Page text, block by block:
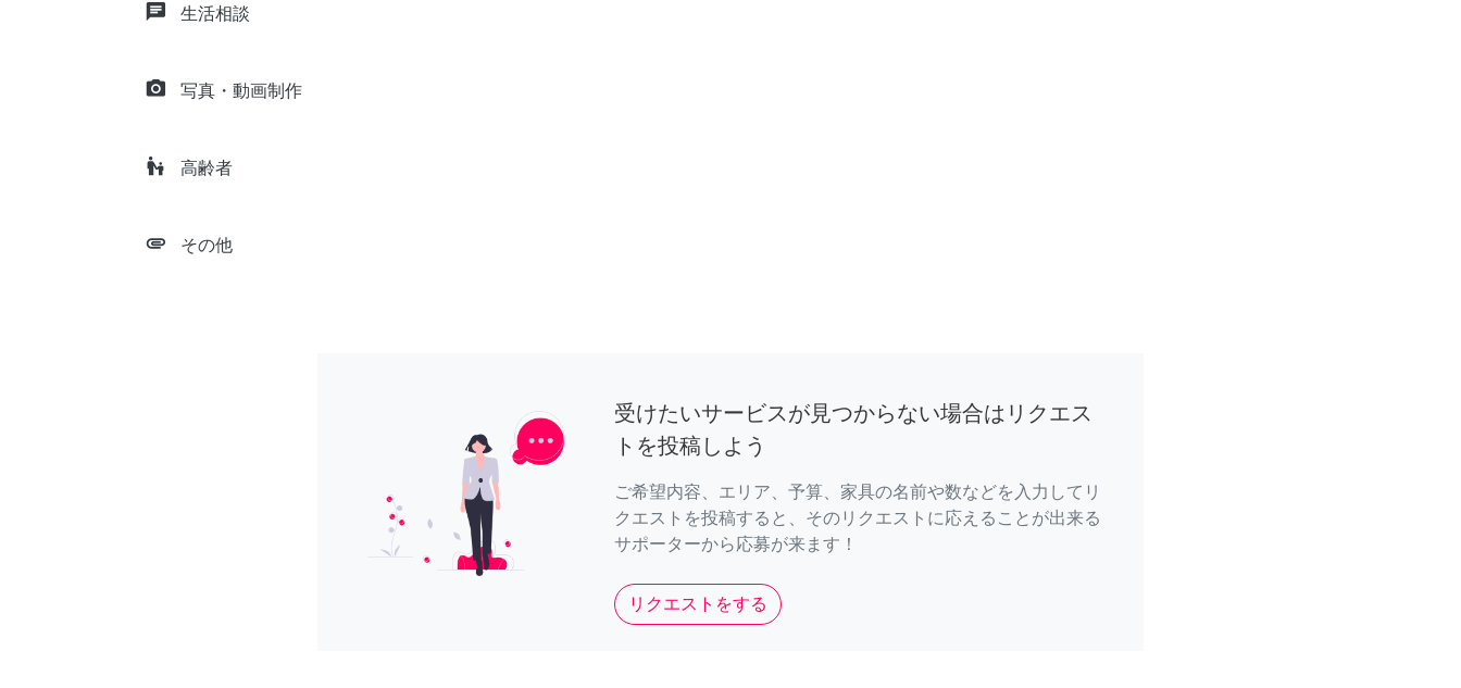
chat 生活相談
camera_alt 写真・動画制作
escalator_warning 高齢者
attachment その他
受けたいサービスが見つからない場合はリクエス
トを投稿しよう
ご希望内容、エリア、予算、家具の名前や数などを入力してリ
クエストを投稿すると、そのリクエストに応えることが出来る
サポーターから応募が来ます！
リクエストをする